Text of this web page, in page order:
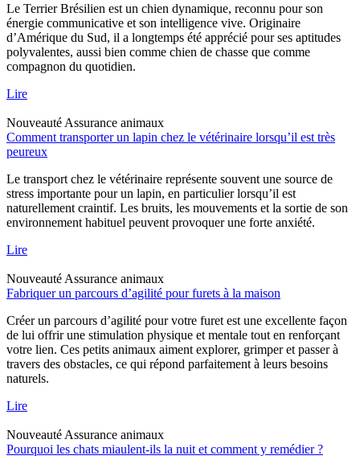
Le Terrier Brésilien est un chien dynamique, reconnu pour son
énergie communicative et son intelligence vive. Originaire
d’Amérique du Sud, il a longtemps été apprécié pour ses aptitudes
polyvalentes, aussi bien comme chien de chasse que comme
compagnon du quotidien.
Lire
Nouveauté Assurance animaux
Comment transporter un lapin chez le vétérinaire lorsqu’il est très
peureux
Le transport chez le vétérinaire représente souvent une source de
stress importante pour un lapin, en particulier lorsqu’il est
naturellement craintif. Les bruits, les mouvements et la sortie de son
environnement habituel peuvent provoquer une forte anxiété.
Lire
Nouveauté Assurance animaux
Fabriquer un parcours d’agilité pour furets à la maison
Créer un parcours d’agilité pour votre furet est une excellente façon
de lui offrir une stimulation physique et mentale tout en renforçant
votre lien. Ces petits animaux aiment explorer, grimper et passer à
travers des obstacles, ce qui répond parfaitement à leurs besoins
naturels.
Lire
Nouveauté Assurance animaux
Pourquoi les chats miaulent-ils la nuit et comment y remédier ?